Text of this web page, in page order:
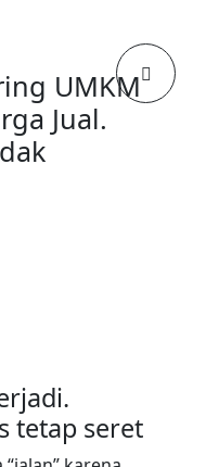
UMKM
Jual.
tetap seret